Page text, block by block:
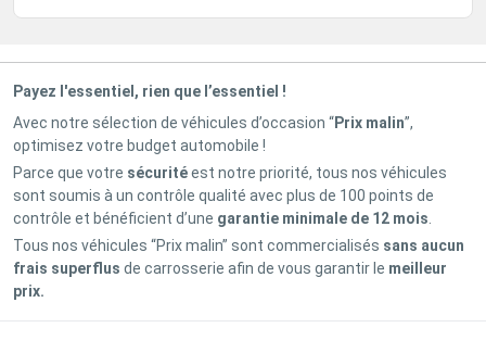
Payez l'essentiel, rien que l’essentiel !
Avec notre sélection de véhicules d’occasion “Prix malin”,
optimisez votre budget automobile !
Parce que votre sécuritéest notre priorité, tous nos véhicules
sont soumis à un contrôle qualité avec plus de 100 points de
contrôle et bénéficient d’une garantie minimale de 12 mois
Tous nos véhicules “Prix malin” sont commercialisés sans aucun
frais superflus de carrosserie afin de vous garantir le meilleur
prix.